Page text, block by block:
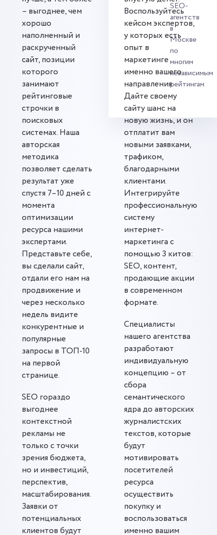
SEO-
агентств
в
Москве
по
многим
независимым
рейтингам
– выгоднее, чем
хорошо
наполненный и
раскрученный
сайт, позиции
которого
занимают
рейтинговые
строчки в
поисковых
системах. Наша
авторская
методика
позволяет сделать
результат уже
спустя 7–10 дней с
момента
оптимизации
ресурса нашими
экспертами.
Представьте себе,
вы сделали сайт,
отдали его нам на
продвижение и
через несколько
недель видите
конкурентные и
популярные
запросы в ТОП-10
на первой
странице.
SEO гораздо
выгоднее
контекстной
рекламы не
только с точки
зрения бюджета,
но и инвестиций,
перспектив,
масштабирования.
Заявки от
потенциальных
клиентов будут
Воспользуйтесь
кейсом экспертов,
у которых есть
опыт в
маркетинге
именно вашего
направления.
Дайте своему
сайту шанс на
новую жизнь, и он
отплатит вам
новыми заявками,
трафиком,
благодарными
клиентами.
Интегрируйте
профессиональную
систему
интернет-
маркетинга с
помощью 3 китов:
SEO, контент,
продающие акции
в современном
формате.
Специалисты
нашего агентства
разработают
индивидуальную
концепцию – от
сбора
семантического
ядра до авторских
журналистских
текстов, которые
будут
мотивировать
посетителей
ресурса
осуществить
покупку и
воспользоваться
именно вашим